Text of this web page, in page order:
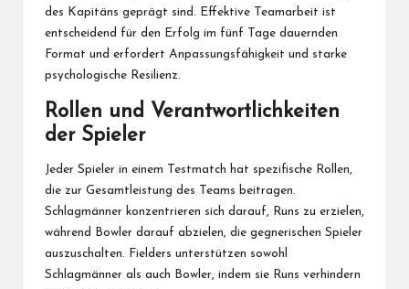
des Kapitäns geprägt sind. Effektive Teamarbeit ist
entscheidend für den Erfolg im fünf Tage dauernden
Format und erfordert Anpassungsfähigkeit und starke
psychologische Resilienz.
Rollen und Verantwortlichkeiten
der Spieler
Jeder Spieler in einem Testmatch hat spezifische Rollen,
die zur Gesamtleistung des Teams beitragen.
Schlagmänner konzentrieren sich darauf, Runs zu erzielen,
während Bowler darauf abzielen, die gegnerischen Spieler
auszuschalten. Fielders unterstützen sowohl
Schlagmänner als auch Bowler, indem sie Runs verhindern